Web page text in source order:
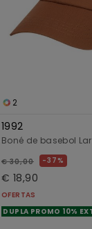
2
1992
Boné de basebol
€ 30,00 37%
€ 18,90
OFERTAS
DUPLA PROMO 10%